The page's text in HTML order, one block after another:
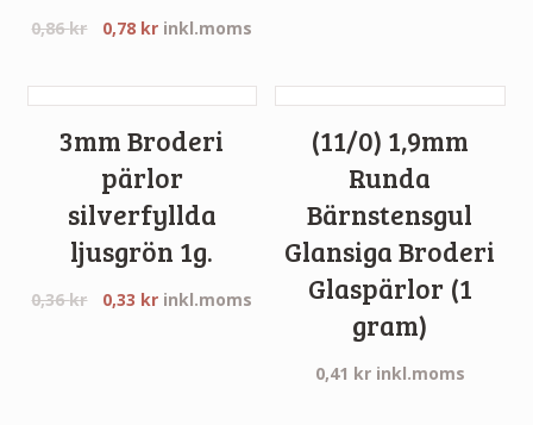
0,86kr 0,78 kr inkl.moms
3mm Broderi
pärlor
silverfyllda
ljusgrön 1g.
0,36kr 0,33 kr inkl.moms
(11/0) 1,9mm
Runda
Bärnstensgul
Glansiga Broderi
Glaspärlor (1
gram)
0,41 kr inkl.moms